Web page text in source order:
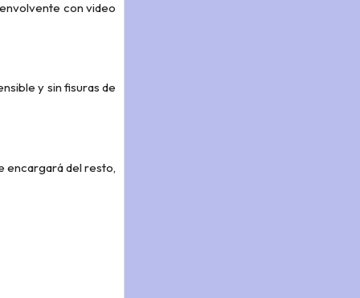
con video
y sin fisuras de
encargará del resto,